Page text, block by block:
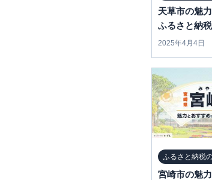
天草市の魅
ふるさと納
2025年4月4日
ふるさと納税
宮崎市の魅